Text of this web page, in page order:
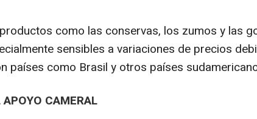
como las conservas, los zumos y las
sensibles a variaciones de precios
países como Brasil y otros países
APOYO CAMERAL